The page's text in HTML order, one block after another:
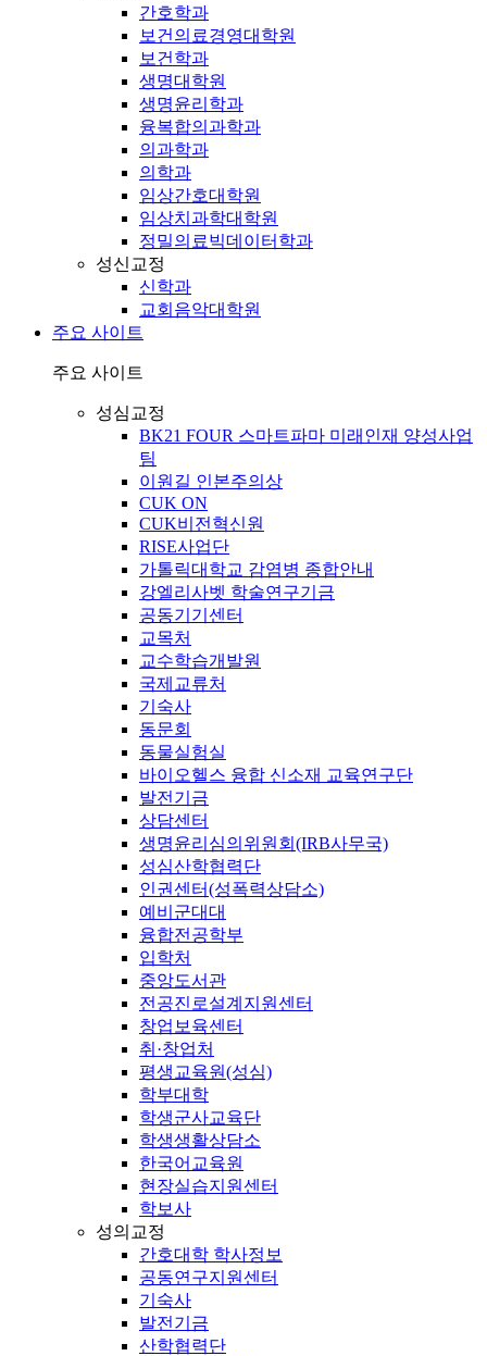
간호학과
보건의료경영대학원
보건학과
생명대학원
생명윤리학과
융복합의과학과
의과학과
의학과
임상간호대학원
임상치과학대학원
정밀의료빅데이터학과
성신교정
신학과
교회음악대학원
주요 사이트
주요 사이트
성심교정
BK21 FOUR 스마트파마 미래인재 양성사업
팀
이원길 인본주의상
CUK ON
CUK비전혁신원
RISE사업단
가톨릭대학교 감염병 종합안내
강엘리사벳 학술연구기금
공동기기센터
교목처
교수학습개발원
국제교류처
기숙사
동문회
동물실험실
바이오헬스 융합 신소재 교육연구단
발전기금
상담센터
생명윤리심의위원회(IRB사무국)
성심산학협력단
인권센터(성폭력상담소)
예비군대대
융합전공학부
입학처
중앙도서관
전공진로설계지원센터
창업보육센터
취·창업처
평생교육원(성심)
학부대학
학생군사교육단
학생생활상담소
한국어교육원
현장실습지원센터
학보사
성의교정
간호대학 학사정보
공동연구지원센터
기숙사
발전기금
산학협력단